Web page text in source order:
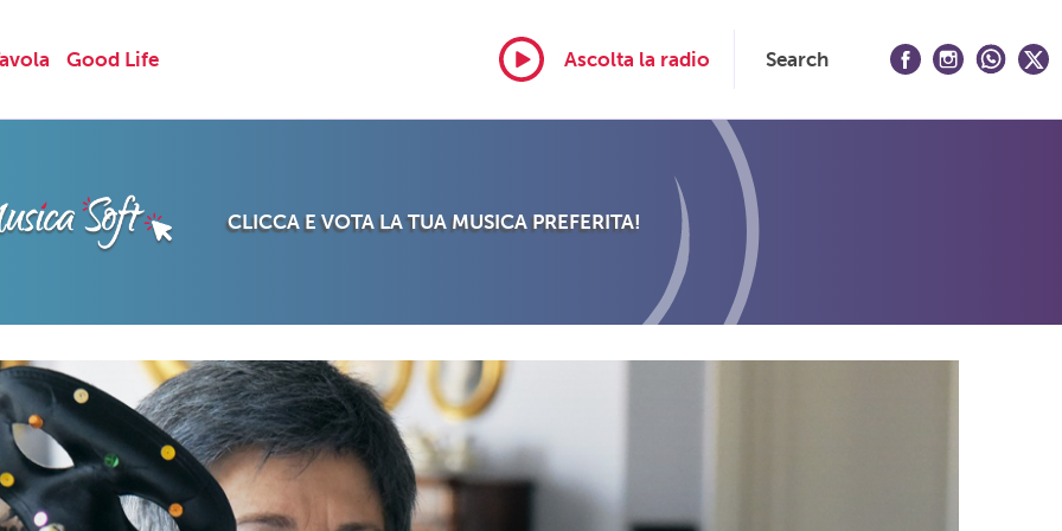
Good Life Ascolta la radio Search
CLICCA E VOTA LA TUA MUSICA PREFERITA!